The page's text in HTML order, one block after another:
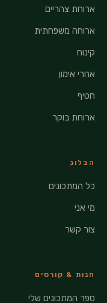
ארוחת צהריים
ארוחה משפחתית
קינוח
אחרי אימון
חטיף
ארוחת בוקר
הבלוג
כל המתכונים
מי אני
צור קשר
חנות & קורסים
ספר המתכונים שלי